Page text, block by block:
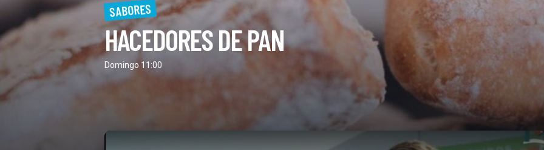
SABORES
HACEDORES DE PAN
Domingo 11:00